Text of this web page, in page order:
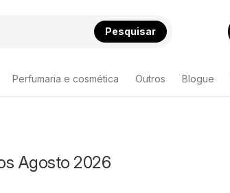
Pesquisar
Perfumaria e cosmética Outros Blogue
Agosto 2026